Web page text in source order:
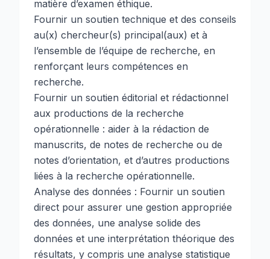
matière d’examen éthique.
Fournir un soutien technique et des conseils
au(x) chercheur(s) principal(aux) et à
l’ensemble de l’équipe de recherche, en
renforçant leurs compétences en
recherche.
Fournir un soutien éditorial et rédactionnel
aux productions de la recherche
opérationnelle : aider à la rédaction de
manuscrits, de notes de recherche ou de
notes d’orientation, et d’autres productions
liées à la recherche opérationnelle.
Analyse des données : Fournir un soutien
direct pour assurer une gestion appropriée
des données, une analyse solide des
données et une interprétation théorique des
résultats, y compris une analyse statistique